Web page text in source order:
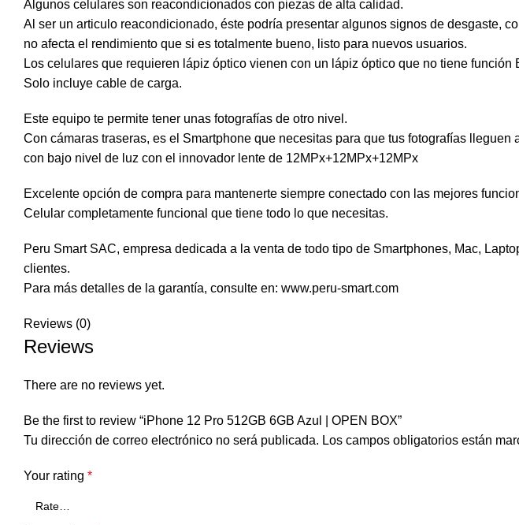
Algunos celulares son reacondicionados con piezas de alta calidad.
Al ser un articulo reacondicionado, éste podría presentar algunos signos de desgaste,
no afecta el rendimiento que si es totalmente bueno, listo para nuevos usuarios.
Los celulares que requieren lápiz óptico vienen con un lápiz óptico que no tiene función
Solo incluye cable de carga.
Este equipo te permite tener unas fotografías de otro nivel.
Con cámaras traseras, es el Smartphone que necesitas para que tus fotografías
con bajo nivel de luz con el innovador lente de 12MPx+12MPx+12MPx
Excelente opción de compra para mantenerte siempre conectado con las mejores
Celular completamente funcional que tiene todo lo que necesitas.
Peru Smart SAC, empresa dedicada a la venta de todo tipo de Smartphones, Mac,
clientes.
Para más detalles de la garantía, consulte en: www.peru-smart.com
Reviews (0)
Reviews
There are no reviews yet.
Be the first to review “iPhone 12 Pro 512GB 6GB Azul | OPEN BOX”
Tu dirección de correo electrónico no será publicada. Los campos obligatorios están
Your rating *